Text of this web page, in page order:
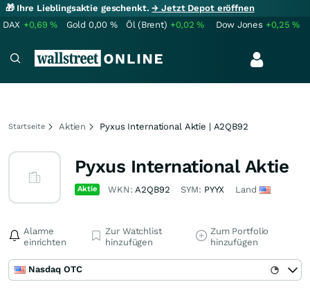
🎁 Ihre Lieblingsaktie geschenkt.→ Jetzt Depot eröffnen
DAX +0,69% Gold 0,00 % Öl (Brent) +0,02% Dow Jones +0,25%
Startseite Aktien Pyxus International Aktie | A2QB92
Pyxus International Aktie
Aktie WKN:A2QB92 SYM: PYYX Land
Alarme
einrichten
Zur Watchlist
hinzufügen
Zum Portfolio
hinzufügen
Nasdaq OTC